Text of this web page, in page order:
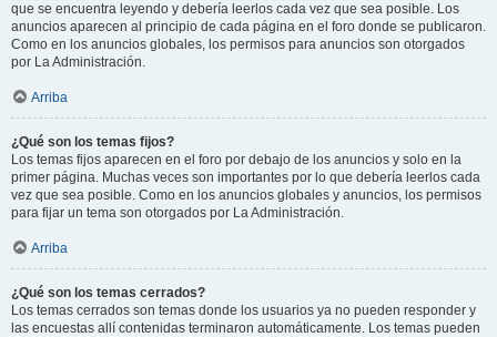
que se encuentra leyendo y debería leerlos cada vez que sea posible. Los
anuncios aparecen al principio de cada página en el foro donde se publicaron.
Como en los anuncios globales, los permisos para anuncios son otorgados
por La Administración.
Arriba
¿Qué son los temas fijos?
Los temas fijos aparecen en el foro por debajo de los anuncios y solo en la
primer página. Muchas veces son importantes por lo que debería leerlos cada
vez que sea posible. Como en los anuncios globales y anuncios, los permisos
para fijar un tema son otorgados por La Administración.
Arriba
¿Qué son los temas cerrados?
Los temas cerrados son temas donde los usuarios ya no pueden responder y
las encuestas allí contenidas terminaron automáticamente. Los temas pueden